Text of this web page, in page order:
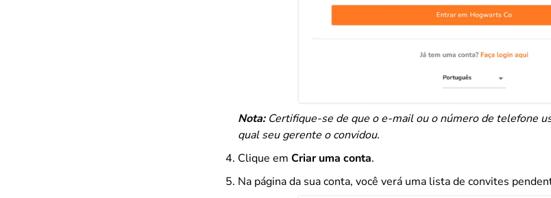
Nota: Certifique-se de que o e-mail ou o número de telefone
qual seu gerente o convidou.
Clique em Criar uma conta.
Na página da sua conta, você verá uma lista de convites